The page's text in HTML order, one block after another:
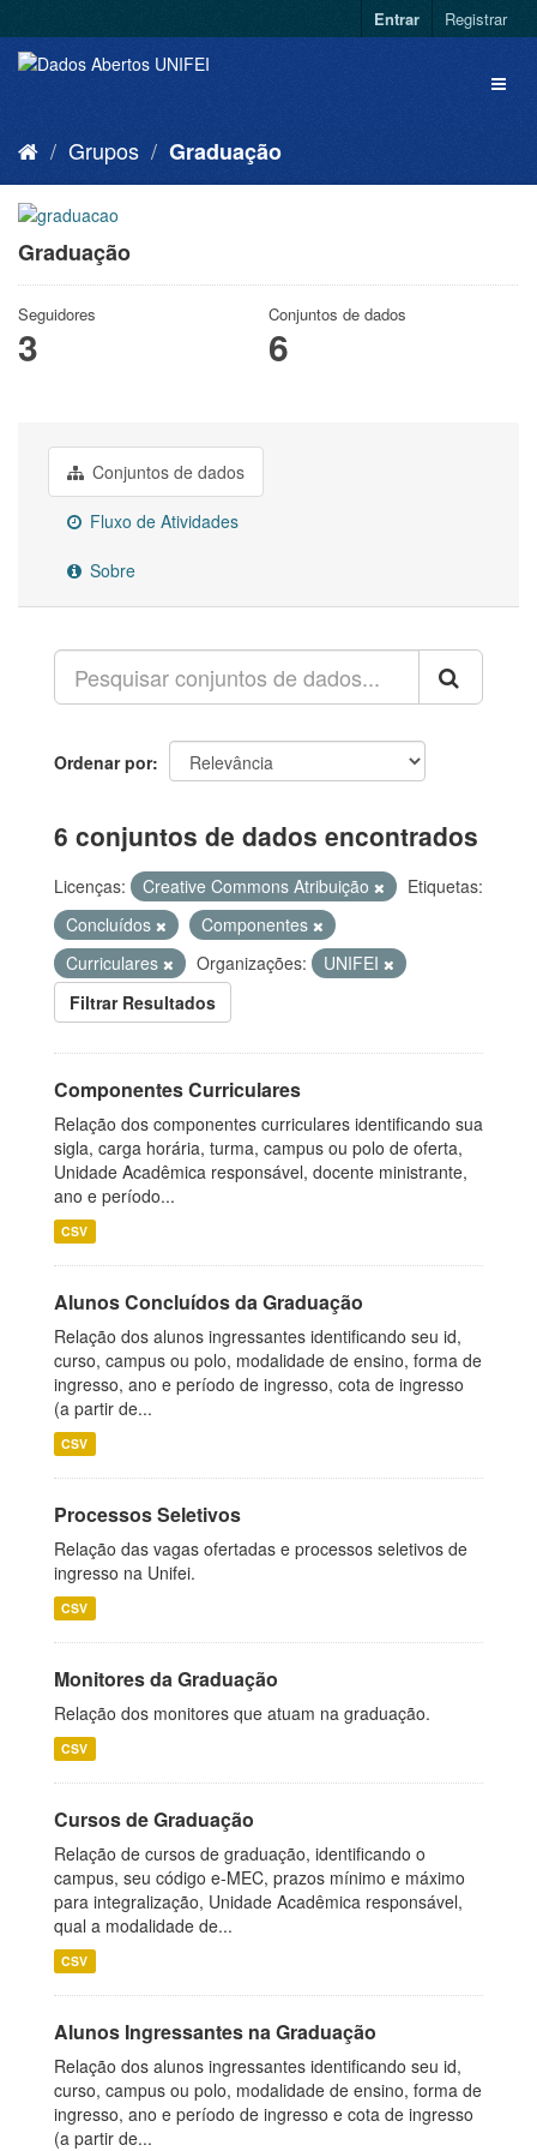
Entrar Registrar
Grupos Graduação
Graduação
Seguidores
3
Conjuntos de dados
6
Conjuntos de dados
Fluxo de Atividades
Sobre
Ordenar por
6 conjuntos de dados encontrados
Licenças: Creative Commons Atribuição
Etiquetas:
Concluídos
Componentes
Curriculares
Organizações:
UNIFEI
Filtrar Resultados
Componentes Curriculares
Relação dos componentes curriculares identificando sua
sigla, carga horária, turma, campus ou polo de oferta,
Unidade Acadêmica responsável, docente ministrante,
ano e período...
CSV
Alunos Concluídos da Graduação
Relação dos alunos ingressantes identificando seu id,
curso, campus ou polo, modalidade de ensino, forma de
ingresso, ano e período de ingresso, cota de ingresso
(a partir de...
CSV
Processos Seletivos
Relação das vagas ofertadas e processos seletivos de
ingresso na Unifei.
CSV
Monitores da Graduação
Relação dos monitores que atuam na graduação.
CSV
Cursos de Graduação
Relação de cursos de graduação, identificando o
campus, seu código e-MEC, prazos mínimo e máximo
para integralização, Unidade Acadêmica responsável,
qual a modalidade de...
CSV
Alunos Ingressantes na Graduação
Relação dos alunos ingressantes identificando seu id,
curso, campus ou polo, modalidade de ensino, forma de
ingresso, ano e período de ingresso e cota de ingresso
(a partir de...